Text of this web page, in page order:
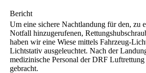
Bericht
Um eine sichere Nachtlandung für den, zu
Notfall hinzugerufenen,
haben wir eine Wiese mittels Fahrzeug-
Lichtstativ ausgeleuchtet. Nach der
medizinische Personal der DRF Luftrettung
gebracht.